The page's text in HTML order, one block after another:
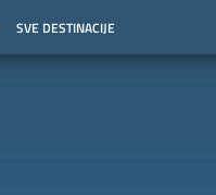
SVE DESTINACIJE